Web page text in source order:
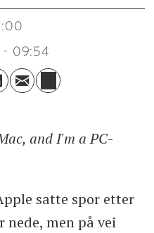
- 09:54
and I'm a PC-
satte spor etter
nede, men på vei